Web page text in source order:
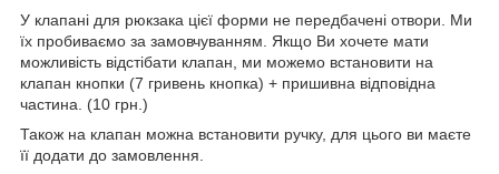
У клапані для рюкзака цієї форми не передбачені отвори. Ми
їх пробиваємо за замовчуванням. Якщо Ви хочете мати
можливість відстібати клапан, ми можемо встановити на
клапан кнопки (7 гривень кнопка) + пришивна відповідна
частина. (10 грн.)
Також на клапан можна встановити ручку, для цього ви маєте
її додати до замовлення.